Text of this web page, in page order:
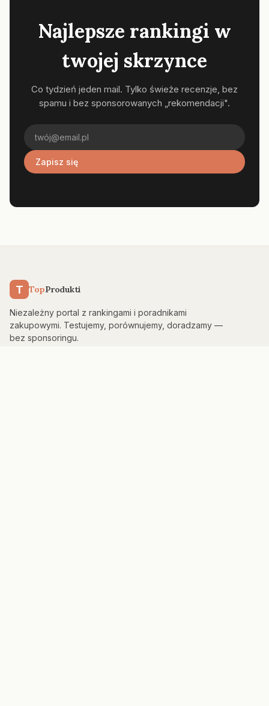
Najlepsze rankingi w
twojej skrzynce
Co tydzień jeden mail. Tylko świeże recenzje, bez
spamu i bez sponsorowanych „rekomendacji".
Zapisz się
T TopProdukti
Niezależny portal z rankingami i poradnikami
zakupowymi. Testujemy, porównujemy, doradzamy —
bez sponsoringu.